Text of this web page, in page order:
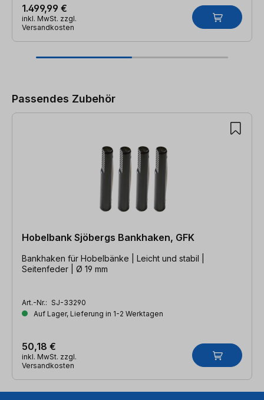
1.499,99 €
inkl. MwSt. zzgl.
Versandkosten
Passendes Zubehör
Hobelbank Sjöbergs Bankhaken, GFK
Bankhaken für Hobelbänke | Leicht und stabil |
Seitenfeder | Ø 19 mm
Art.-Nr.: SJ-33290
Auf Lager, Lieferung in 1-2 Werktagen
50,18 €
inkl. MwSt. zzgl.
Versandkosten